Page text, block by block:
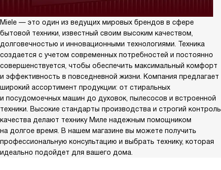
Miele — это один из ведущих мировых брендов в сфере
бытовой техники, известный своим высоким качеством,
долговечностью и инновационными технологиями. Техника
создается с учетом современных потребностей и постоянно
совершенствуется, чтобы обеспечить максимальный комфорт
и эффективность в повседневной жизни. Компания предлагает
широкий ассортимент продукции: от стиральных
и посудомоечных машин до духовок, пылесосов и встроенной
техники. Высокие стандарты производства и строгий контроль
качества делают технику Миле надежным помощником
на долгое время. В нашем магазине вы можете получить
профессиональную консультацию и выбрать технику, которая
идеально подойдет для вашего дома.